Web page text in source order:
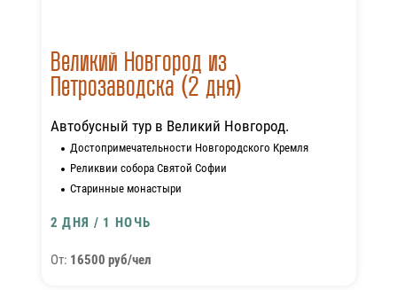
Великий Новгород из
Петрозаводска (2 дня)
Автобусный тур в Великий Новгород.
Достопримечательности Новгородского Кремля
Реликвии собора Святой Софии
Старинные монастыри
2 ДНЯ / 1 НОЧЬ
От: 16500 руб/чел